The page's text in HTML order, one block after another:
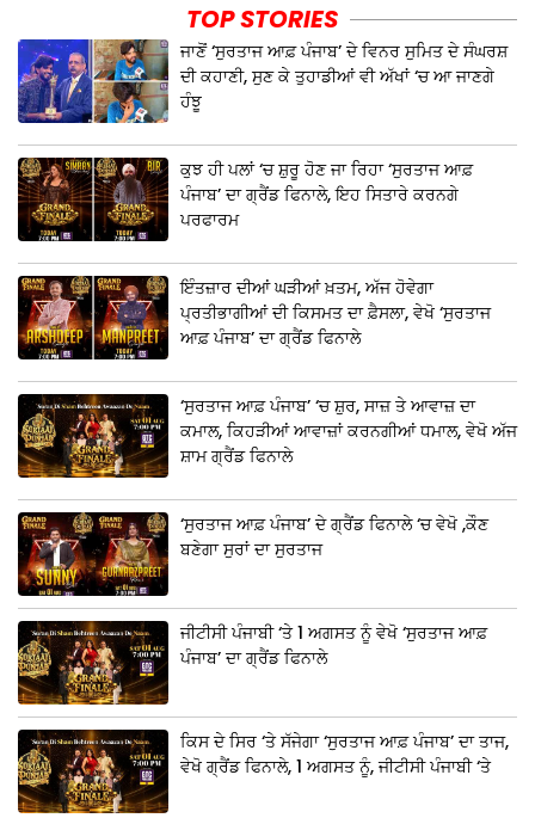
TOP STORIES
ਜਾਣੋਂ ‘ਸੁਰਤਾਜ ਆਫ਼ ਪੰਜਾਬ’ ਦੇ ਵਿਨਰ ਸੁਮਿਤ ਦੇ ਸੰਘਰਸ਼
ਦੀ ਕਹਾਣੀ, ਸੁਣ ਕੇ ਤੁਹਾਡੀਆਂ ਵੀ ਅੱਖਾਂ ‘ਚ ਆ ਜਾਣਗੇ
ਹੰਝੂ
ਕੁਝ ਹੀ ਪਲਾਂ ‘ਚ ਸ਼ੁਰੂ ਹੋਣ ਜਾ ਰਿਹਾ ‘ਸੁਰਤਾਜ ਆਫ਼
ਪੰਜਾਬ’ ਦਾ ਗ੍ਰੈਂਡ ਫਿਨਾਲੇ, ਇਹ ਸਿਤਾਰੇ ਕਰਨਗੇ
ਪਰਫਾਰਮ
ਇੰਤਜ਼ਾਰ ਦੀਆਂ ਘੜੀਆਂ ਖ਼ਤਮ, ਅੱਜ ਹੋਵੇਗਾ
ਪ੍ਰਤੀਭਾਗੀਆਂ ਦੀ ਕਿਸਮਤ ਦਾ ਫ਼ੈਸਲਾ, ਵੇਖੋ ‘ਸੁਰਤਾਜ
ਆਫ਼ ਪੰਜਾਬ’ ਦਾ ਗ੍ਰੈਂਡ ਫਿਨਾਲੇ
‘ਸੁਰਤਾਜ ਆਫ਼ ਪੰਜਾਬ’ ‘ਚ ਸ਼ੁਰ, ਸਾਜ਼ ਤੇ ਆਵਾਜ਼ ਦਾ
ਕਮਾਲ, ਕਿਹੜੀਆਂ ਆਵਾਜ਼ਾਂ ਕਰਨਗੀਆਂ ਧਮਾਲ, ਵੇਖੋ ਅੱਜ
ਸ਼ਾਮ ਗ੍ਰੈਂਡ ਫਿਨਾਲੇ
‘ਸੁਰਤਾਜ ਆਫ਼ ਪੰਜਾਬ’ ਦੇ ਗ੍ਰੈਂਡ ਫਿਨਾਲੇ ‘ਚ ਵੇਖੋ ,ਕੌਣ
ਬਣੇਗਾ ਸੁਰਾਂ ਦਾ ਸੁਰਤਾਜ
ਜੀਟੀਸੀ ਪੰਜਾਬੀ ‘ਤੇ 1 ਅਗਸਤ ਨੂੰ ਵੇਖੋ ‘ਸੁਰਤਾਜ ਆਫ਼
ਪੰਜਾਬ’ ਦਾ ਗ੍ਰੈਂਡ ਫਿਨਾਲੇ
ਕਿਸ ਦੇ ਸਿਰ ‘ਤੇ ਸੱਜੇਗਾ ‘ਸੁਰਤਾਜ ਆਫ਼ ਪੰਜਾਬ’ ਦਾ ਤਾਜ,
ਵੇਖੋ ਗ੍ਰੈਂਡ ਫਿਨਾਲੇ, 1 ਅਗਸਤ ਨੂੰ, ਜੀਟੀਸੀ ਪੰਜਾਬੀ ‘ਤੇ